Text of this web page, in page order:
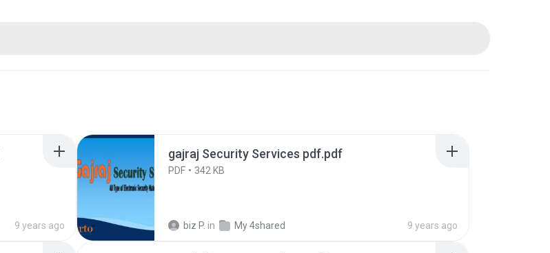
9 years ago
gajraj Security Services pdf.pdf
PDF 342 KB
biz P. in My 4shared 9 years ago